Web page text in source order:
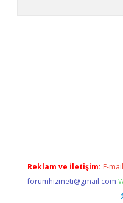
Reklam ve İletişim: E-
forumhizmeti@gmail.com